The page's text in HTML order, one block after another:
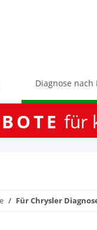
Diagnose nach
für
Für Chrysler